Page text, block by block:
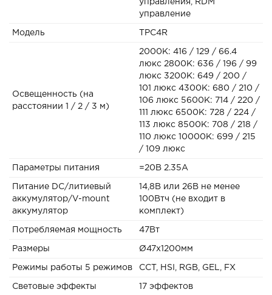
управления, RDM
управление
Модель TPC4R
Освещенность (на
расстоянии 1 / 2 / 3 м)
2000К: 416 / 129 / 66.4
люкс 2800К: 636 / 196 / 99
люкс 3200К: 649 / 200 /
101 люкс 4300К: 680 / 210 /
106 люкс 5600K: 714 / 220 /
111 люкс 6500К: 728 / 224 /
113 люкс 8500К: 708 / 218 /
110 люкс 10000К: 699 / 215
/ 109 люкс
Параметры питания =20В 2.35А
Питание DC/литиевый
аккумулятор/V-mount
аккумулятор
14,8В или 26В не менее
100Втч (не входит в
комплект)
Потребляемая мощность 47Вт
Размеры Ø47х1200мм
Режимы работы 5 режимов CCT, HSI, RGB, GEL, FX
Световые эффекты 17 эффектов